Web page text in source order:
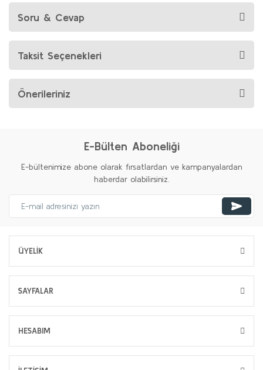
Soru & Cevap
Taksit Seçenekleri
Önerileriniz
E-Bülten Aboneliği
E-bültenimize abone olarak fırsatlardan ve kampanyalardan
haberdar olabilirsiniz.
ÜYELİK
SAYFALAR
HESABIM